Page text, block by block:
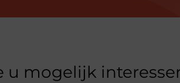
u mogelijk